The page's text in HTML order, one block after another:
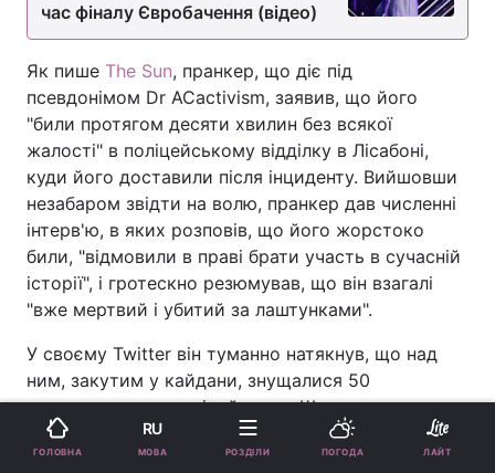
час фіналу Євробачення (відео)
Як пише The Sun, пранкер, що діє під
псевдонімом Dr ACactivism, заявив, що його
"били протягом десяти хвилин без всякої
жалості" в поліцейському відділку в Лісабоні,
куди його доставили після інциденту. Вийшовши
незабаром звідти на волю, пранкер дав численні
інтерв'ю, в яких розповів, що його жорстоко
били, "відмовили в праві брати участь в сучасній
історії", і гротескно резюмував, що він взагалі
"вже мертвий і убитий за лаштунками".
У своєму Twitter він туманно натякнув, що над
ним, закутим у кайдани, знущалися 50
португальських поліцейських. Що вони, як
нацисти, катували його. І що тепер він навіть і не
знає, чи буде "коли-небудь знову в змозі
ГОЛОВНА
RU
МОВА РОЗДІЛИ ПОГОДА ЛАЙТ